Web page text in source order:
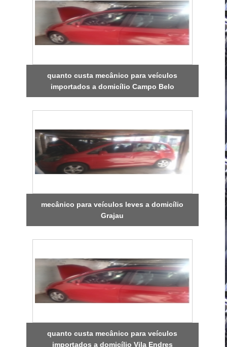
quanto custa mecânico para veículos
importados a domicílio Campo Belo
mecânico para veículos leves a domicílio
Grajau
quanto custa mecânico para veículos
importados a domicílio Vila Endres